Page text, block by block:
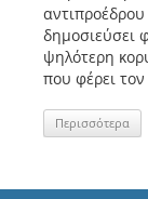
δημοσιεύσει
ψηλότερη
που φέρει τον
Περισσότερα